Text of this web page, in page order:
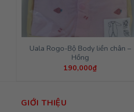
Uala Rogo-Bộ Body liền chân –
Hồng
190,000₫
GIỚI THIỆU